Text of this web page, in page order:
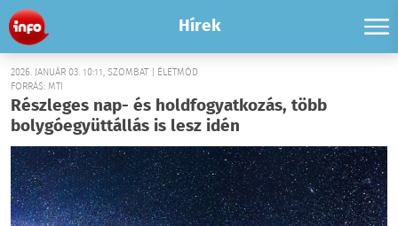
Hírek
2026. JANUÁR 03. 10:11, SZOMBAT | ÉLETMÓD
FORRÁS: MTI
Részleges nap- és holdfogyatkozás, több
bolygóegyüttállás is lesz idén